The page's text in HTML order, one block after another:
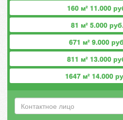
160 м² 11.000
81 м² 5.000
671 м² 9.000
811 м² 13.000
1647 м² 14.000